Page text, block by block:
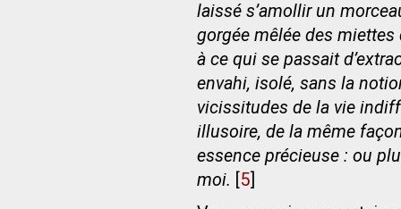
laissé s’amollir un
gorgée mêlée des
à ce qui se passait
envahi, isolé, sans la
vicissitudes de la vie
illusoire, de la même
essence précieuse : ou
moi.
5